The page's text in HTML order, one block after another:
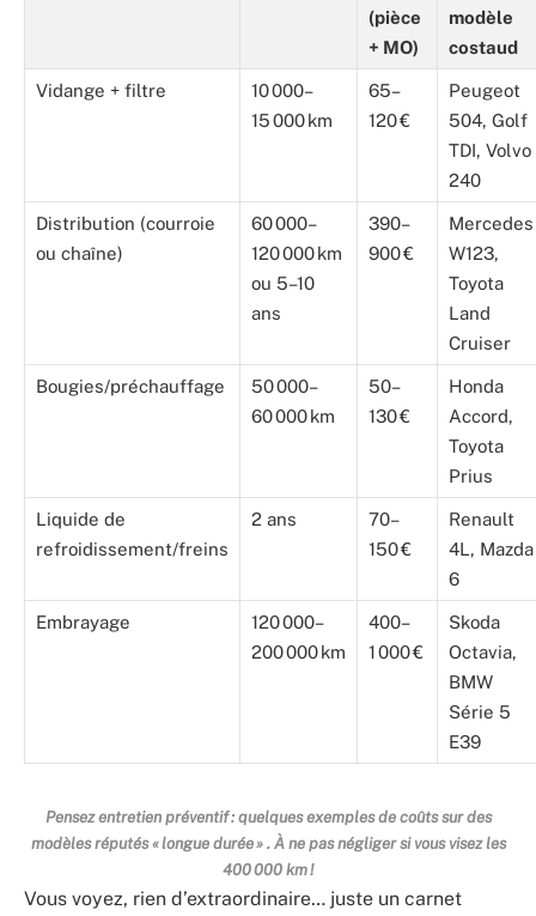
(pièce
+ MO)
modèle
costaud
Vidange + filtre
10 000–
15 000 km
65–
120 €
Peugeot
504, Golf
TDI, Volvo
240
Distribution (courroie
ou chaîne)
60 000–
120 000 km
ou 5–10
ans
390–
900 €
Mercedes
W123,
Toyota
Land
Cruiser
Bougies/préchauffage
50 000–
60 000 km
50–
130 €
Honda
Accord,
Toyota
Prius
Liquide de
refroidissement/freins
2 ans
70–
150 €
Renault
4L, Mazda
6
Embrayage
120 000–
200 000 km
400–
1 000 €
Skoda
Octavia,
BMW
Série 5
E39
Pensez entretien préventif : quelques exemples de coûts sur des
modèles réputés « longue durée » . À ne pas négliger si vous visez les
400 000 km !
Vous voyez, rien d’extraordinaire… juste un carnet